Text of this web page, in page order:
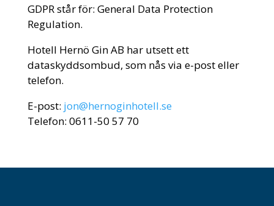
GDPR står för: General Data Protection
Regulation.
Hotell Hernö Gin AB har utsett ett
dataskyddsombud, som nås via e-post eller
telefon.
E-post: jon@hernoginhotell.se
Telefon: 0611-50 57 70